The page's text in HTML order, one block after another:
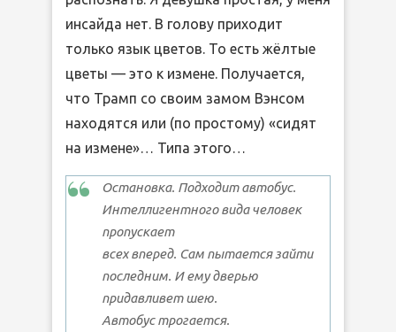
инсайда нет. В голову приходит
только язык цветов. То есть жёлтые
цветы — это к измене. Получается,
что Трамп со своим замом Вэнсом
находятся или (по простому) «сидят
на измене»… Типа этого…
Остановка. Подходит автобус.
Интеллигентного вида человек
пропускает
всех вперед. Сам пытается зайти
последним. И ему дверью
придавливет шею.
Автобус трогается.